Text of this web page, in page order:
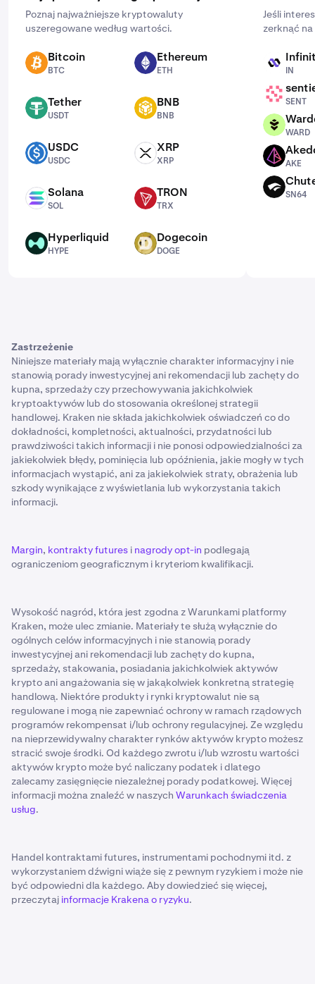
Poznaj najważniejsze kryptowaluty
uszeregowane według wartości.
BTC Bitcoin
BTC
ETH Ethereum
ETH
USDT Tether
USDT
BNB BNB
BNB
USDC USDC
USDC
XRP XRP
XRP
SOL Solana
SOL
TRX TRON
TRX
HYPE Hyperliquid
HYPE
DOGE Dogecoin
DOGE
Jeśli
zerknąć
IN
IN
SENT
SENT
WARD
WARD
AKE
AKE
SN64
SN64
Zastrzeżenie
Niniejsze materiały mają wyłącznie charakter informacyjny i nie
stanowią porady inwestycyjnej ani rekomendacji lub zachęty do
kupna, sprzedaży czy przechowywania jakichkolwiek
kryptoaktywów lub do stosowania określonej strategii
handlowej. Kraken nie składa jakichkolwiek oświadczeń co do
dokładności, kompletności, aktualności, przydatności lub
prawdziwości takich informacji i nie ponosi odpowiedzialności za
jakiekolwiek błędy, pominięcia lub opóźnienia, jakie mogły w tych
informacjach wystąpić, ani za jakiekolwiek straty, obrażenia lub
szkody wynikające z wyświetlania lub wykorzystania takich
informacji.
Margin, kontrakty futures i nagrody opt-in podlegają
ograniczeniom geograficznym i kryteriom kwalifikacji.
Wysokość nagród, która jest zgodna z Warunkami platformy
Kraken, może ulec zmianie. Materiały te służą wyłącznie do
ogólnych celów informacyjnych i nie stanowią porady
inwestycyjnej ani rekomendacji lub zachęty do kupna,
sprzedaży, stakowania, posiadania jakichkolwiek aktywów
krypto ani angażowania się w jakąkolwiek konkretną strategię
handlową. Niektóre produkty i rynki kryptowalut nie są
regulowane i mogą nie zapewniać ochrony w ramach rządowych
programów rekompensat i/lub ochrony regulacyjnej. Ze względu
na nieprzewidywalny charakter rynków aktywów krypto możesz
stracić swoje środki. Od każdego zwrotu i/lub wzrostu wartości
aktywów krypto może być naliczany podatek i dlatego
zalecamy zasięgnięcie niezależnej porady podatkowej. Więcej
informacji można znaleźć w naszych Warunkach świadczenia
usług.
Handel kontraktami futures, instrumentami pochodnymi itd. z
wykorzystaniem dźwigni wiąże się z pewnym ryzykiem i może nie
być odpowiedni dla każdego. Aby dowiedzieć się więcej,
przeczytaj informacje Krakena o ryzyku.